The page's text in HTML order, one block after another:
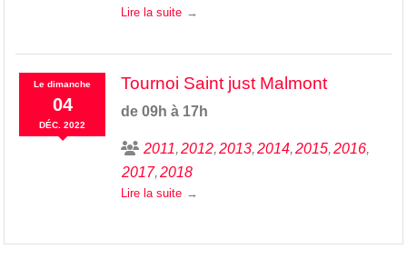
Lire la suite
Ledimanche
04
DÉC. 2022
Tournoi Saint just Malmont
de 09h à 17h
2011 2012 2013 2014 2015 2016
2017 2018
Lire la suite